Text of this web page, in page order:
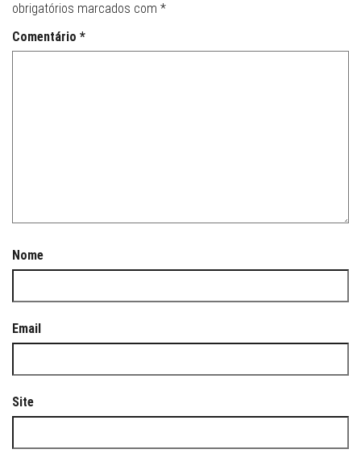
obrigatórios marcados com *
Comentário *
Nome
Email
Site